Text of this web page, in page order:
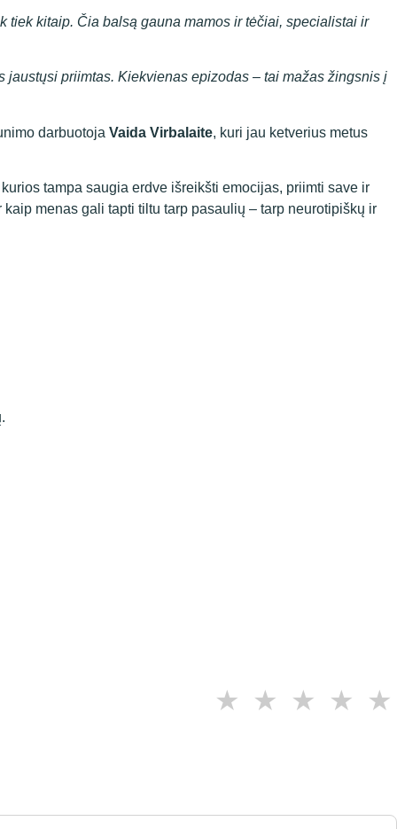
tiek kitaip. Čia balsą gauna mamos ir tėčiai, specialistai ir
priimtas. Kiekvienas epizodas – tai mažas žingsnis į
darbuotoja Vaida Virbalaite, kuri jau ketverius metus
tampa saugia erdve išreikšti emocijas, priimti save ir
menas gali tapti tiltu tarp pasaulių – tarp neurotipiškų ir
★ ★ ★ ★ ★